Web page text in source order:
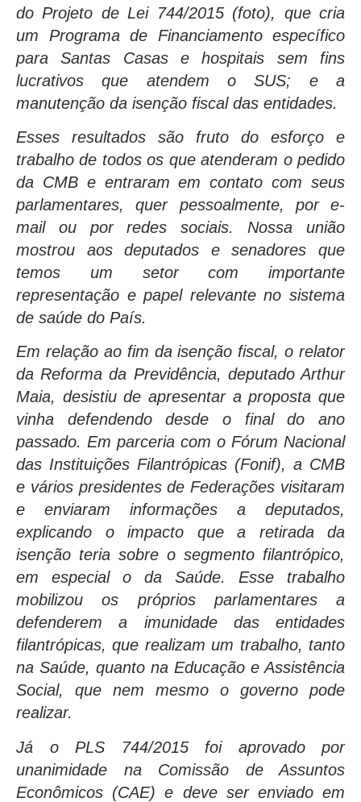
do Projeto de Lei 744/2015 (foto), que cria
um Programa de Financiamento específico
para Santas Casas e hospitais sem fins
lucrativos que atendem o SUS; e a
manutenção da isenção fiscal das entidades.
Esses resultados são fruto do esforço e
trabalho de todos os que atenderam o pedido
da CMB e entraram em contato com seus
parlamentares, quer pessoalmente, por e-
mail ou por redes sociais. Nossa união
mostrou aos deputados e senadores que
temos um setor com importante
representação e papel relevante no sistema
de saúde do País.
Em relação ao fim da isenção fiscal, o relator
da Reforma da Previdência, deputado Arthur
Maia, desistiu de apresentar a proposta que
vinha defendendo desde o final do ano
passado. Em parceria com o Fórum Nacional
das Instituições Filantrópicas (Fonif), a CMB
e vários presidentes de Federações visitaram
e enviaram informações a deputados,
explicando o impacto que a retirada da
isenção teria sobre o segmento filantrópico,
em especial o da Saúde. Esse trabalho
mobilizou os próprios parlamentares a
defenderem a imunidade das entidades
filantrópicas, que realizam um trabalho, tanto
na Saúde, quanto na Educação e Assistência
Social, que nem mesmo o governo pode
realizar.
Já o PLS 744/2015 foi aprovado por
unanimidade na Comissão de Assuntos
Econômicos (CAE) e deve ser enviado em